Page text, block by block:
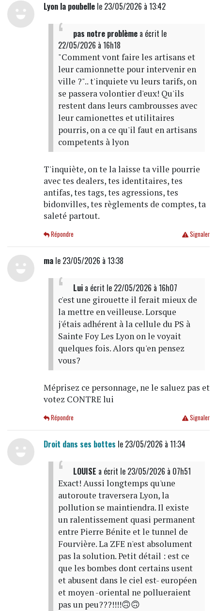
Lyon la poubellele 23/05/2026 à 13:42
pas notre problèmea écrit le
22/05/2026 à 16h18
"Comment vont faire les artisans et
leur camionnette pour intervenir en
ville ?".. t'inquiete vu leurs tarifs, on
se passera volontier d'eux! Qu'ils
restent dans leurs cambrousses avec
leur camionettes et utilitaires
pourris, on a ce qu'il faut en artisans
competents à lyon
T'inquiète, on te la laisse ta ville pourrie
avec tes dealers, tes identitaires, tes
antifas, tes tags, tes agressions, tes
bidonvilles, tes règlements de comptes, ta
saleté partout.
Signaler
Répondre
male 23/05/2026 à 13:38
Luia écrit le 22/05/2026 à 16h07
c'est une girouette il ferait mieux de
la mettre en veilleuse. Lorsque
j'étais adhérent à la cellule du PS à
Sainte Foy Les Lyon on le voyait
quelques fois. Alors qu'en pensez
vous?
Méprisez ce personnage, ne le saluez pas et
votez CONTRE lui
Signaler
Répondre
Droit dans ses bottes le 23/05/2026 à 11:34
LOUISE a écrit le 23/05/2026 à 07h51
Exact! Aussi longtemps qu'une
autoroute traversera Lyon, la
pollution se maintiendra. Il existe
un ralentissement quasi permanent
entre Pierre Bénite et le tunnel de
Fourvière. La ZFE n'est absolument
pas la solution. Petit détail : est ce
que les bombes dont certains usent
et abusent dans le ciel est- européen
et moyen -oriental ne pollueraient
pas un peu???!!!!🙃🙃